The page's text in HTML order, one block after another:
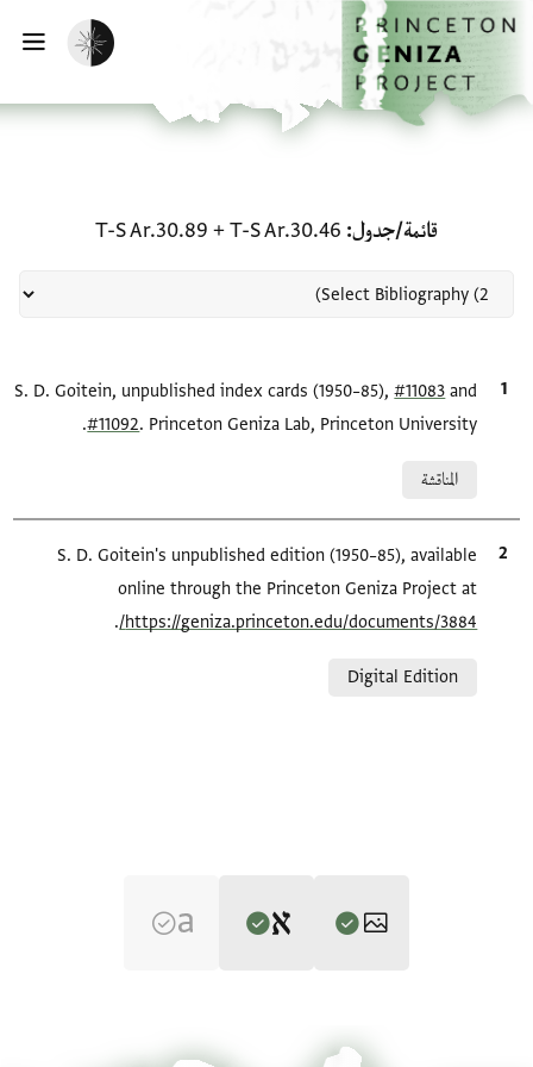
إلى المحتوى الرئيسي
الرئيسية
تفعيل الوضع المظلم
قائمة/جدول T-S Ar.30.46
+
T-S Ar.30.89
الاقتباس المرجعيS. D. Goitein, unpublished index cards (1950–85),#11083 and
#11092 . Princeton Geniza Lab, Princeton University.
المناقشة
الاقتباس المرجعي
S. D. Goitein's unpublished edition (1950–85), available
online through the Princeton Geniza Project at
https://geniza.princeton.edu/documents/3884/
.
Digital Edition
S. D. Goitein's unpublished edition (1950–85).